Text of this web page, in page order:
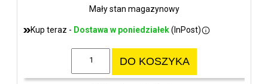
Mały stan magazynowy
Kup teraz - Dostawa w poniedziałek(InPost)
DO KOSZYKA